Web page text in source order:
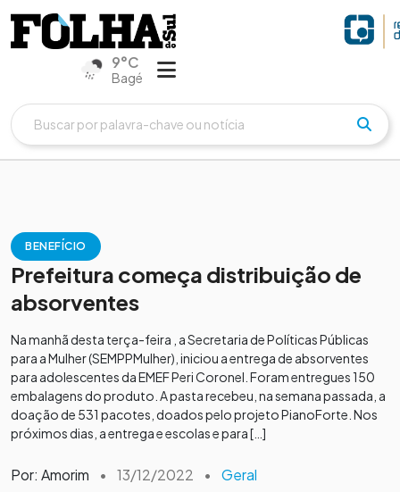
9°C
Bagé
BENEFÍCIO
Prefeitura começa distribuição de
absorventes
Na manhã desta terça-feira , a Secretaria de Políticas Públicas
para a Mulher (SEMPPMulher), iniciou a entrega de absorventes
para adolescentes da EMEF Peri Coronel. Foram entregues 150
embalagens do produto. A pasta recebeu, na semana passada, a
doação de 531 pacotes, doados pelo projeto PianoForte. Nos
próximos dias, a entrega e escolas e para […]
Por: Amorim • 13/12/2022 • Geral